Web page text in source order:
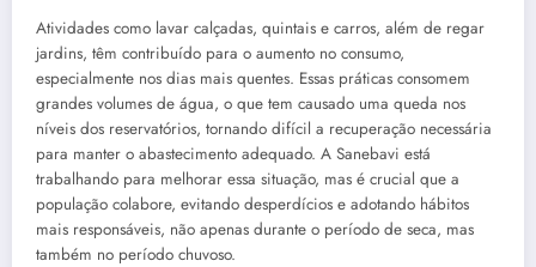
Atividades como lavar calçadas, quintais e carros, além de regar
jardins, têm contribuído para o aumento no consumo,
especialmente nos dias mais quentes. Essas práticas consomem
grandes volumes de água, o que tem causado uma queda nos
níveis dos reservatórios, tornando difícil a recuperação necessária
para manter o abastecimento adequado. A Sanebavi está
trabalhando para melhorar essa situação, mas é crucial que a
população colabore, evitando desperdícios e adotando hábitos
mais responsáveis, não apenas durante o período de seca, mas
também no período chuvoso.